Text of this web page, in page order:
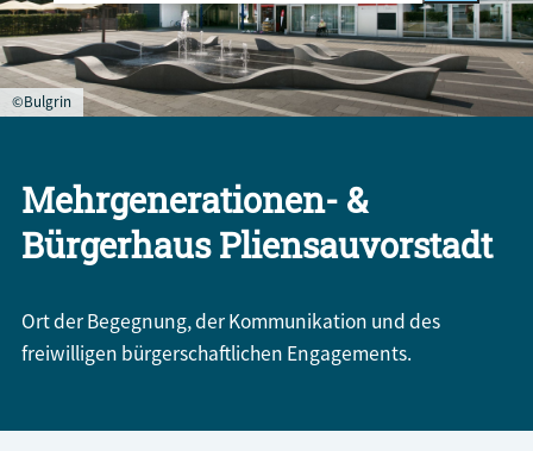
©Bulgrin
Mehrgenerationen- &
Bürgerhaus Pliensauvorstadt
Ort der Begegnung, der Kommunikation und des
freiwilligen bürgerschaftlichen Engagements.